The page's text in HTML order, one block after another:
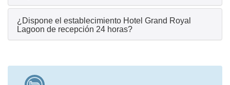
¿Dispone el establecimiento Hotel Grand Royal
Lagoon de recepción 24 horas?